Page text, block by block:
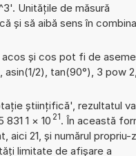
Unitățile de măsură
și să aibă sens în
și cos pot fi de
2), tan(90°), 3 pow
științifică', rezultatul va
831 1 × 10 21. În această
21, și numărul propriu-
limitate de afișare a